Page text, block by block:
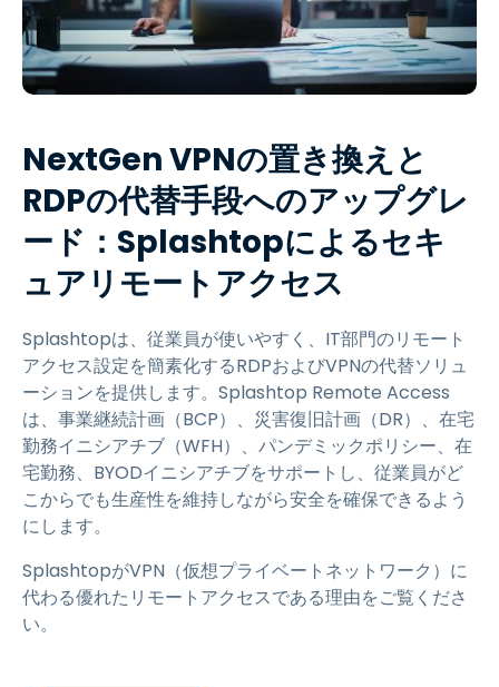
NextGen VPNの置き換えと
RDPの代替手段へのアップグレ
ード：Splashtopによるセキ
ュアリモートアクセス
Splashtopは、従業員が使いやすく、IT部門のリモート
アクセス設定を簡素化するRDPおよびVPNの代替ソリュ
ーションを提供します。Splashtop Remote Access
は、事業継続計画（BCP）、災害復旧計画（DR）、在宅
勤務イニシアチブ（WFH）、パンデミックポリシー、在
宅勤務、BYODイニシアチブをサポートし、従業員がど
こからでも生産性を維持しながら安全を確保できるよう
にします。
SplashtopがVPN（仮想プライベートネットワーク）に
代わる優れたリモートアクセスである理由をご覧くださ
い。